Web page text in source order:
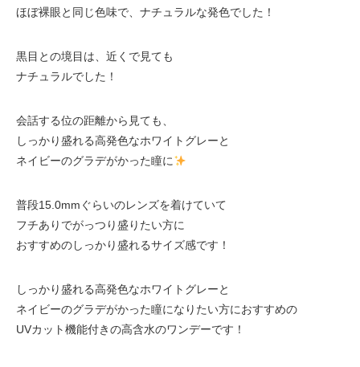
ほぼ裸眼と同じ色味で、ナチュラルな発色でした！
黒目との境目は、近くで見ても
ナチュラルでした！
会話する位の距離から見ても、
しっかり盛れる高発色なホワイトグレーと
ネイビーのグラデがかった瞳に
普段15.0mmぐらいのレンズを着けていて
フチありでがっつり盛りたい方に
おすすめのしっかり盛れるサイズ感です！
しっかり盛れる高発色なホワイトグレーと
ネイビーのグラデがかった瞳になりたい方におすすめの
UVカット機能付きの高含水のワンデーです！